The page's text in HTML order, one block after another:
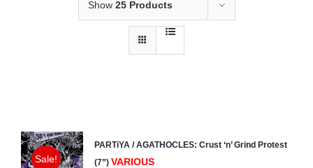
Show 25 Products
Sale!
PARTiYA / AGATHOCLES: Crust ‘n’ Grind Protest
(7”) VARIOUS